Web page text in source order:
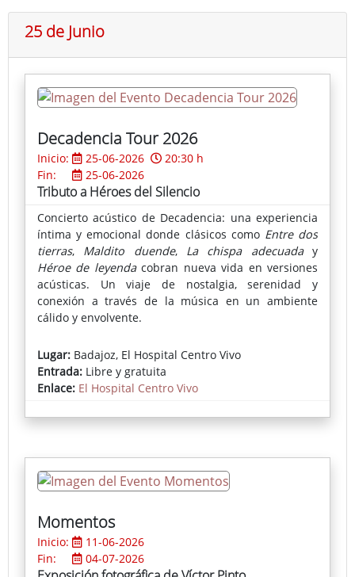
25 de Junio
Decadencia Tour 2026
Inicio: 25-06-2026
20:30 h
Fin:
25-06-2026
Tributo a Héroes del Silencio
Concierto acústico de Decadencia: una experiencia
íntima y emocional donde clásicos como Entre dos
tierras, Maldito duende, La chispa adecuaday
Héroe de leyendacobran nueva vida en versiones
acústicas. Un viaje de nostalgia, serenidad y
conexión a través de la música en un ambiente
cálido y envolvente.
Lugar: Badajoz, El Hospital Centro Vivo
Entrada: Libre y gratuita
Enlace: El Hospital Centro Vivo
Momentos
Inicio:
11-06-2026
Fin:
04-07-2026